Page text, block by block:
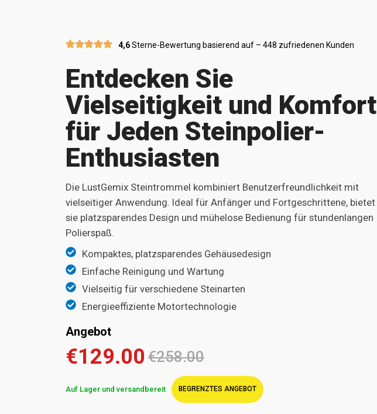
4,6Sterne-Bewertung basierend auf – 448 zufriedenen Kunden
Entdecken Sie
Vielseitigkeit und Komfort
für Jeden Steinpolier-
Enthusiasten
Die LustGemix Steintrommel kombiniert Benutzerfreundlichkeit mit
vielseitiger Anwendung. Ideal für Anfänger und Fortgeschrittene, bietet
sie platzsparendes Design und mühelose Bedienung für stundenlangen
Polierspaß.
Kompaktes, platzsparendes Gehäusedesign
Einfache Reinigung und Wartung
Vielseitig für verschiedene Steinarten
Energieeffiziente Motortechnologie
Angebot
€129.00 €258.00
Auf Lager und versandbereit BEGRENZTES ANGEBOT